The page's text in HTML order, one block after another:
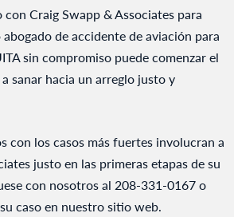
Craig Swapp & Associates para
de accidente de aviación para
sin compromiso puede comenzar el
sanar hacia un arreglo justo y
con los casos más fuertes involucran a
justo en las primeras etapas de su
con nosotros al 208-331-0167 o
caso en nuestro sitio web.